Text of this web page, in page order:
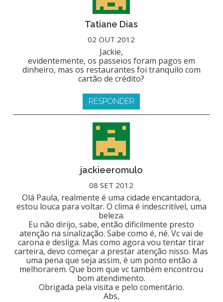
Tatiane Dias
02 OUT 2012
Jackie,
evidentemente, os passeios foram pagos em
dinheiro, mas os restaurantes foi tranquilo com
cartão de crédito?
RESPONDER
jackieeromulo
08 SET 2012
Olá Paula, realmente é uma cidade encantadora,
estou louca para voltar. O clima é indescritível, uma
beleza.
Eu não dirijo, sabe, então dificilmente presto
atenção na sinalização. Sabe como é, né. Vc vai de
carona e desliga. Mas como agora vou tentar tirar
carteira, devo começar a prestar atenção nisso. Mas
uma pena que seja assim, é um ponto então a
melhorarem. Que bom que vc também encontrou
bom atendimento.
Obrigada pela visita e pelo comentário.
Abs,